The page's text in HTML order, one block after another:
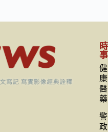
時
事
健
康
醫
藥
警
政